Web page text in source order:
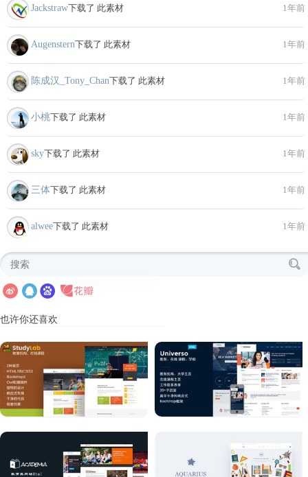
Jackstraw下载了 此素材 1年前
Augenstern下载了 此素材 1年前
陈成汉_Tony_Chan下载了 此素材 1年前
小桃下载了 此素材 1年前
sky下载了 此素材 1年前
三体下载了 此素材 1年前
alwee下载了 此素材 1年前
也许你还喜欢